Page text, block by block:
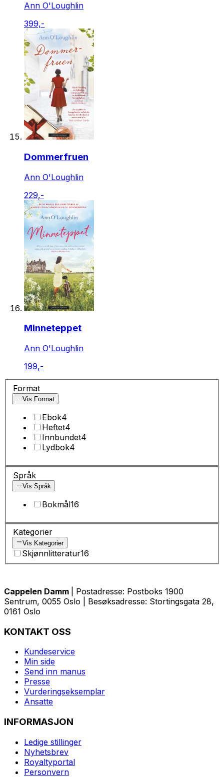
Ann O'Loughlin
399,-
Dommerfruen
Ann O'Loughlin
229,-
Minneteppet
Ann O'Loughlin
199,-
Format
Vis Format
Ebok4
Heftet4
Innbundet4
Lydbok4
Språk
Vis Språk
Bokmål16
Kategorier
Vis Kategorier
Skjønnlitteratur16
Cappelen Damm
| Postadresse: Postboks 1900
Sentrum, 0055 Oslo | Besøksadresse: Stortingsgata 28,
0161 Oslo
KONTAKT OSS
Kundeservice
Min side
Send inn manus
Presse
Vurderingseksemplar
Ansatte
INFORMASJON
Ledige stillinger
Nyhetsbrev
Royaltyportal
Personvern